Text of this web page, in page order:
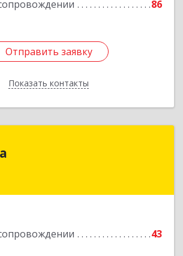
86
Отправить заявку
Показать контакты
Отправить заявку
Назад
43
край, Новокубанск г,